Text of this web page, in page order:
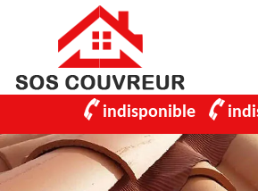
indisponible